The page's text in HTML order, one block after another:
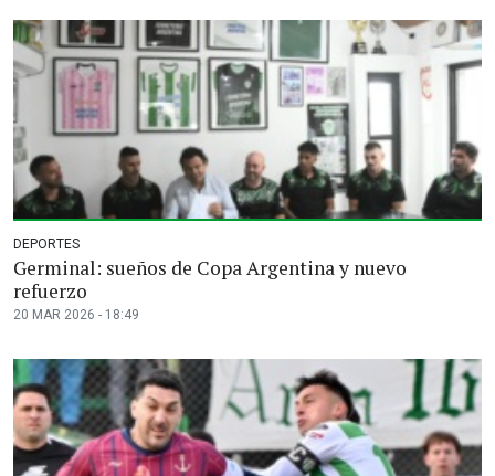
DEPORTES
Germinal: sueños de Copa Argentina y nuevo
refuerzo
20 MAR 2026 - 18:49